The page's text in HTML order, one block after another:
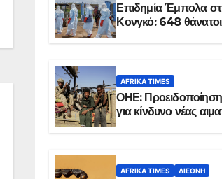
Επιδημία Έμπολα
Κονγκό: 648 θάνατοι
AFRIKA TIMES
ΟΗΕ: Προειδοποίηση
για κίνδυνο νέας
AFRIKA TIMES ΔΙΕΘΝΉ